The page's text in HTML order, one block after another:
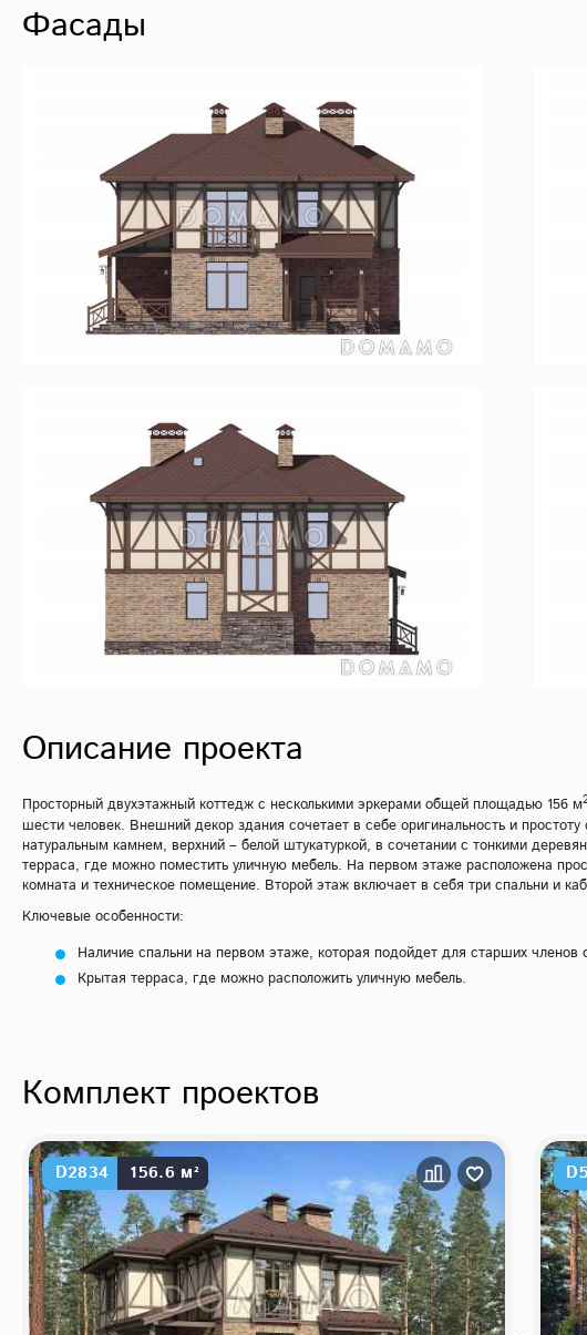
Фасады
Описание проекта
Просторный двухэтажный коттедж с несколькими эркерами общей площадью 156 м
шести человек. Внешний декор здания сочетает в себе оригинальность и
натуральным камнем, верхний – белой штукатуркой, в сочетании с тонкими
терраса, где можно поместить уличную мебель. На первом этаже расположена
комната и техническое помещение. Второй этаж включает в себя три спальни и
Ключевые особенности:
Наличие спальни на первом этаже, которая подойдет для старших членов
Крытая терраса, где можно расположить уличную мебель.
Комплект проектов
D2834 156.6 м²